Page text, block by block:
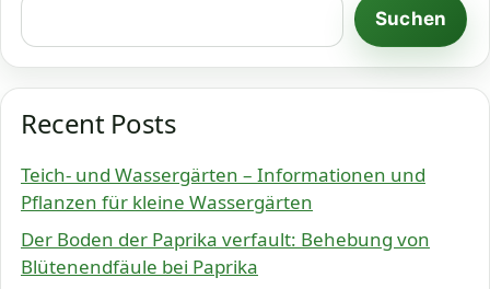
Suchen
Recent Posts
Teich- und Wassergärten – Informationen und
Pflanzen für kleine Wassergärten
Der Boden der Paprika verfault: Behebung von
Blütenendfäule bei Paprika